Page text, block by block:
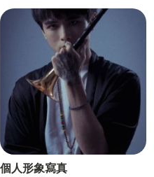
個人形象寫真